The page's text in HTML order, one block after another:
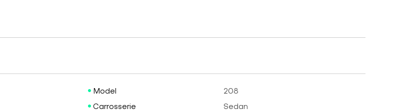
Model 208
Carrosserie Sedan